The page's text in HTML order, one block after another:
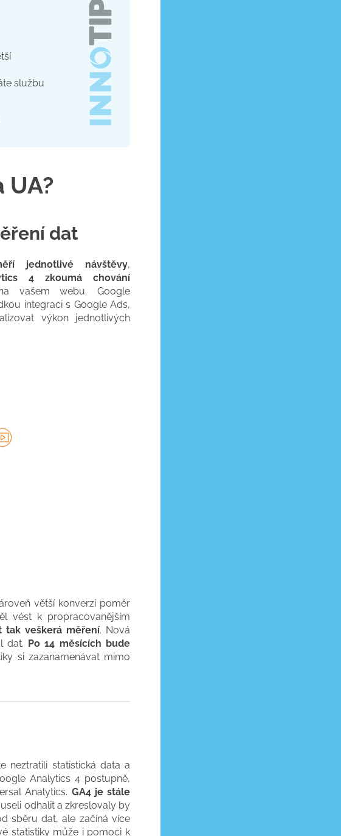
službu
UA?
dat
jednotlivé návštěvy,
4 zkoumá chování
vašem webu. Google
integraci s Google Ads,
výkon jednotlivých
větší konverzí poměr
vést k propracovanějším
tak veškerá měření. Nová
dat. Po 14 měsících bude
si zazanamenávat mimo
neztratili statistická data a
Analytics 4 postupně,
Analytics. GA4 je stále
odhalit a zkreslovaly by
sběru dat, ale začíná více
statistiky může i pomoci k